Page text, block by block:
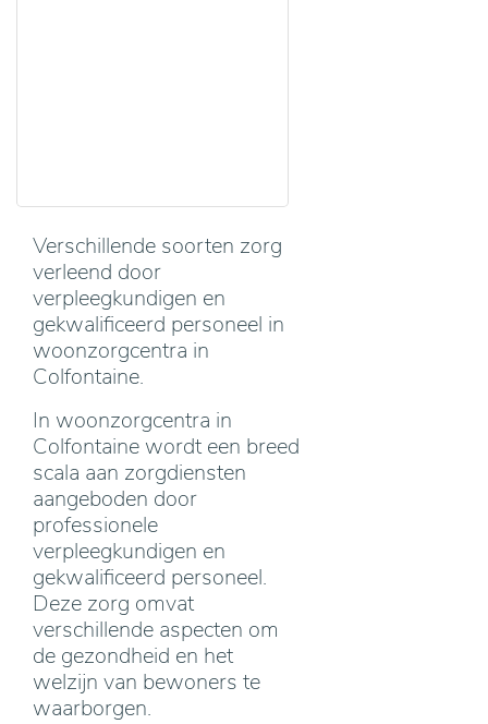
Verschillende soorten zorg
verleend door
verpleegkundigen en
gekwalificeerd personeel in
woonzorgcentra in
Colfontaine.
In woonzorgcentra in
Colfontaine wordt een breed
scala aan zorgdiensten
aangeboden door
professionele
verpleegkundigen en
gekwalificeerd personeel.
Deze zorg omvat
verschillende aspecten om
de gezondheid en het
welzijn van bewoners te
waarborgen.